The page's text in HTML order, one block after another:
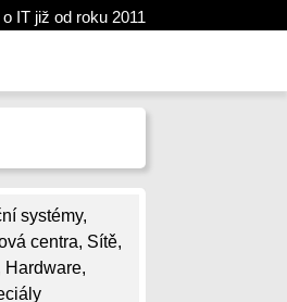
IT již od roku 2011
systémy,
centra, Sítě,
Hardware,